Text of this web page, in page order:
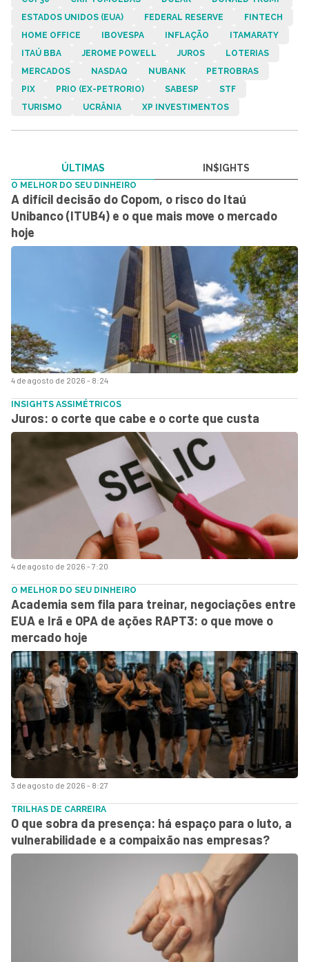
ESTADOS UNIDOS (EUA)
FEDERAL RESERVE
FINTECH
HOME OFFICE
IBOVESPA INFLAÇÃO
ITAMARATY
ITAÚ BBA
JEROME POWELL JUROS
LOTERIAS
MERCADOS
NASDAQ NUBANK
PETROBRAS
PIX
PRIO (EX-PETRORIO) SABESP
STF
TURISMO
UCRÂNIA XP INVESTIMENTOS
ÚLTIMAS IN$IGHTS
4 de agosto de 2026 - 8:24
O MELHOR DO SEU DINHEIRO
A difícil decisão do Copom, o risco do Itaú
Unibanco (ITUB4) e o que mais move o mercado
hoje
4 de agosto de 2026 - 7:20
INSIGHTS ASSIMÉTRICOS
Juros: o corte que cabe e o corte que custa
3 de agosto de 2026 - 8:27
O MELHOR DO SEU DINHEIRO
Academia sem fila para treinar, negociações entre
EUA e Irã e OPA de ações RAPT3: o que move o
mercado hoje
TRILHAS DE CARREIRA
O que sobra da presença: há espaço para o luto, a
vulnerabilidade e a compaixão nas empresas?